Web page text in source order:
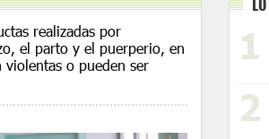
realizadas por
el parto y el puerperio, en
o pueden ser